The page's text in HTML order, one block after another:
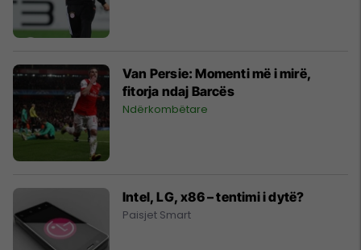
Van Persie: Momenti më i mirë,
fitorja ndaj Barcës
Ndërkombëtare
Intel, LG, x86 – tentimi i dytë?
Paisjet Smart